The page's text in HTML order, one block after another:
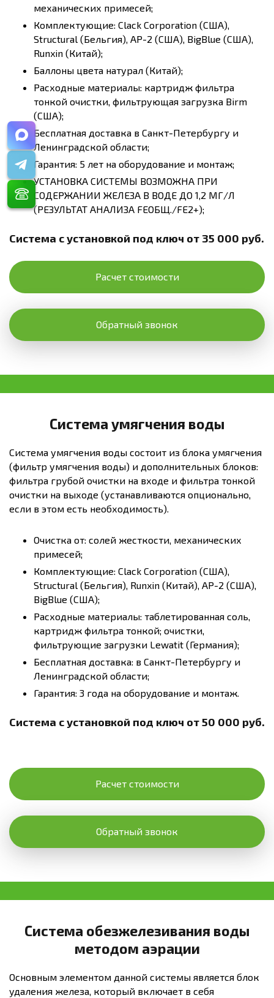
механических примесей;
Комплектующие: Clack Corporation (США),
Structural (Бельгия), AP-2 (США), BigBlue (США),
Runxin (Китай);
Баллоны цвета натурал (Китай);
Расходные материалы: картридж фильтра
тонкой очистки, фильтрующая загрузка Birm
(США);
Бесплатная доставка в Санкт-Петербургу и
Ленинградской области;
Гарантия: 5 лет на оборудование и монтаж;
УСТАНОВКА СИСТЕМЫ ВОЗМОЖНА ПРИ
СОДЕРЖАНИИ ЖЕЛЕЗА В ВОДЕ ДО 1,2 МГ/Л
(РЕЗУЛЬТАТ АНАЛИЗА FEОБЩ./FE2+);
Система с установкой под ключ от 35 000 руб.
Расчет стоимости
Обратный звонок
Система умягчения воды
Система умягчения воды состоит из блока умягчения
(фильтр умягчения воды) и дополнительных блоков:
фильтра грубой очистки на входе и фильтра тонкой
очистки на выходе (устанавливаются опционально,
если в этом есть необходимость).
Очистка от: солей жесткости, механических
примесей;
Комплектующие: Clack Corporation (США),
Structural (Бельгия), Runxin (Китай), AP-2 (США),
BigBlue (США);
Расходные материалы: таблетированная соль,
картридж фильтра тонкой; очистки,
фильтрующие загрузки Lewatit (Германия);
Бесплатная доставка: в Санкт-Петербургу и
Ленинградской области;
Гарантия: 3 года на оборудование и монтаж.
Система с установкой под ключ от 50 000 руб.
Расчет стоимости
Обратный звонок
Система обезжелезивания воды
методом аэрации
Основным элементом данной системы является блок
удаления железа, который включает в себя